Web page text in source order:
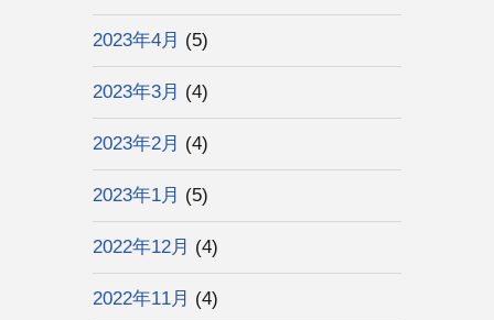
2023年4月 (5)
2023年3月 (4)
2023年2月 (4)
2023年1月 (5)
2022年12月 (4)
2022年11月 (4)